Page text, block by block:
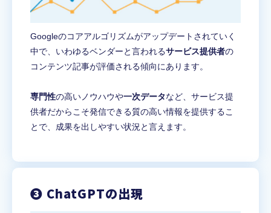
Googleのコアアルゴリズムがアップデートされていく
中で、いわゆるベンダーと言われるサービス提供者の
コンテンツ記事が評価される傾向にあります。
専門性の高いノウハウや一次データなど、サービス提
供者だからこそ発信できる質の高い情報を提供するこ
とで、成果を出しやすい状況と言えます。
❸ ChatGPTの出現